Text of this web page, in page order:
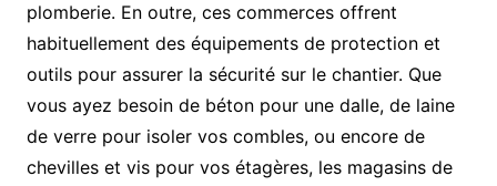
plomberie. En outre, ces commerces offrent
habituellement des équipements de protection et
outils pour assurer la sécurité sur le chantier. Que
vous ayez besoin de béton pour une dalle, de laine
de verre pour isoler vos combles, ou encore de
chevilles et vis pour vos étagères, les magasins de